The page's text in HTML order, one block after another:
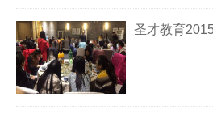
圣才教育